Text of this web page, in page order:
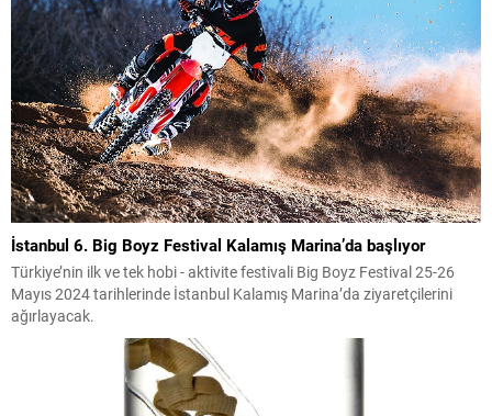
İstanbul 6. Big Boyz Festival Kalamış Marina’da başlıyor
Türkiye’nin ilk ve tek hobi - aktivite festivali Big Boyz Festival 25-26
Mayıs 2024 tarihlerinde İstanbul Kalamış Marina’da ziyaretçilerini
ağırlayacak.